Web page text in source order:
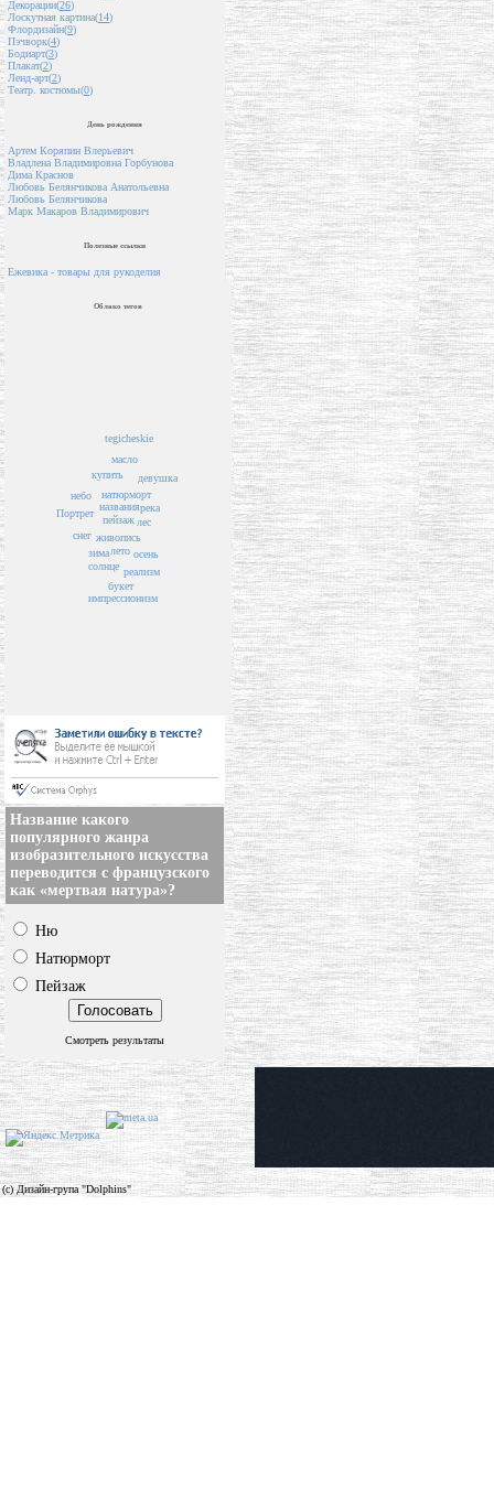
Декорации(26)
Лоскутная картина(14)
Флордизайн(9)
Пэчворк(4)
Бодиарт(3)
Плакат(2)
Ленд-арт(2)
Театр. костюмы(0)
День рождения
Артем Коряпин Влерьевич
Владлена Владимировна Горбунова
Дима Краснов
Любовь Белянчикова Анатольевна
Любовь Белянчикова
Марк Макаров Владимирович
Полезные ссылки
Ежевика - товары для рукоделия
Облако тегов
пейзаж
названия
живопись
лето
натюрморт
купить
солнце
лес
зима осень
букет
масло
река
снег
tegicheskie
реализм
небо
импрессионизм
Портрет
девушка
Название какого
популярного жанра
изобразительного искусства
переводится с французского
как «мертвая натура»?
Ню
Натюрморт
Пейзаж
Смотреть результаты
(c) Дизайн-група "Dolphins"